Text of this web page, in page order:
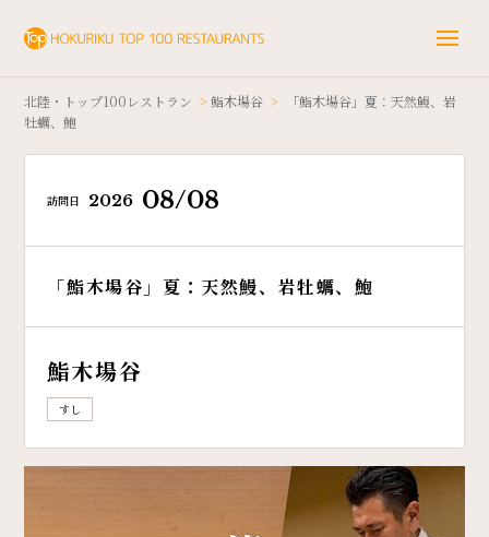
北陸・トップ100レストラン >鮨木場谷 >
「鮨木場谷」夏：天然鰻、岩
牡蠣、鮑
訪問日 2026 08/08
「鮨木場谷」夏：天然鰻、岩牡蠣、鮑
鮨木場谷
すし